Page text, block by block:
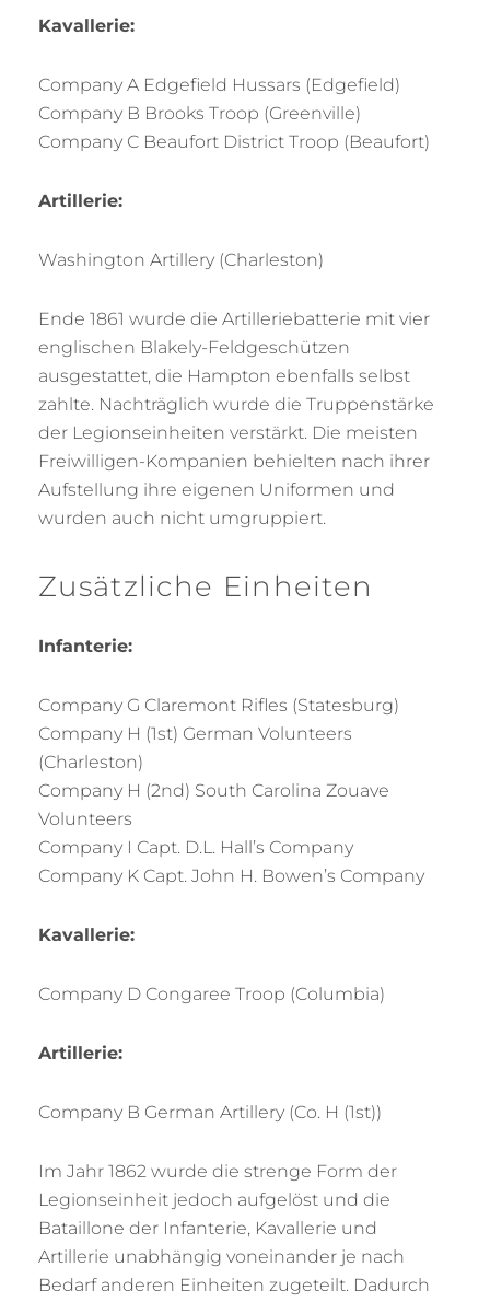
Kavallerie:
Company A Edgefield Hussars (Edgefield)
Company B Brooks Troop (Greenville)
Company C Beaufort District Troop (Beaufort)
Artillerie:
Washington Artillery (Charleston)
Ende 1861 wurde die Artilleriebatterie mit vier
englischen Blakely-Feldgeschützen
ausgestattet, die Hampton ebenfalls selbst
zahlte. Nachträglich wurde die Truppenstärke
der Legionseinheiten verstärkt. Die meisten
Freiwilligen-Kompanien behielten nach ihrer
Aufstellung ihre eigenen Uniformen und
wurden auch nicht umgruppiert.
Zusätzliche Einheiten
Infanterie:
Company G Claremont Rifles (Statesburg)
Company H (1st) German Volunteers
(Charleston)
Company H (2nd) South Carolina Zouave
Volunteers
Company I Capt. D.L. Hall’s Company
Company K Capt. John H. Bowen’s Company
Kavallerie:
Company D Congaree Troop (Columbia)
Artillerie:
Company B German Artillery (Co. H (1st))
Im Jahr 1862 wurde die strenge Form der
Legionseinheit jedoch aufgelöst und die
Bataillone der Infanterie, Kavallerie und
Artillerie unabhängig voneinander je nach
Bedarf anderen Einheiten zugeteilt. Dadurch